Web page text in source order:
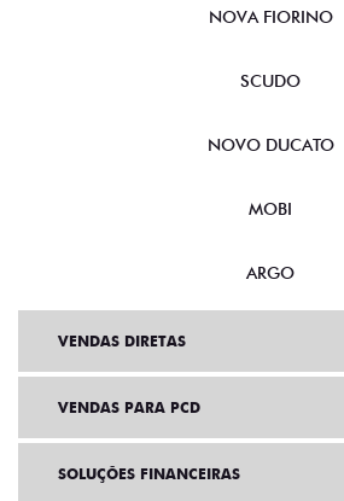
NOVA FIORINO
SCUDO
NOVO DUCATO
MOBI
ARGO
VENDAS DIRETAS
VENDAS PARA PCD
SOLUÇÕES FINANCEIRAS